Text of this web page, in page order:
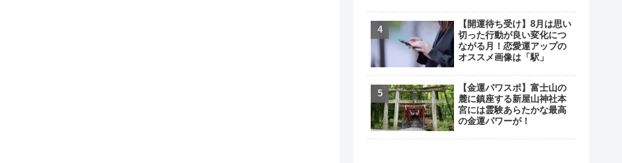
【開運待ち受け】8月は思い
切った行動が良い変化につ
ながる月！恋愛運アップの
オススメ画像は「駅」
【金運パワスポ】富士山の
麓に鎮座する新屋山神社本
宮には霊験あらたかな最高
の金運パワーが！